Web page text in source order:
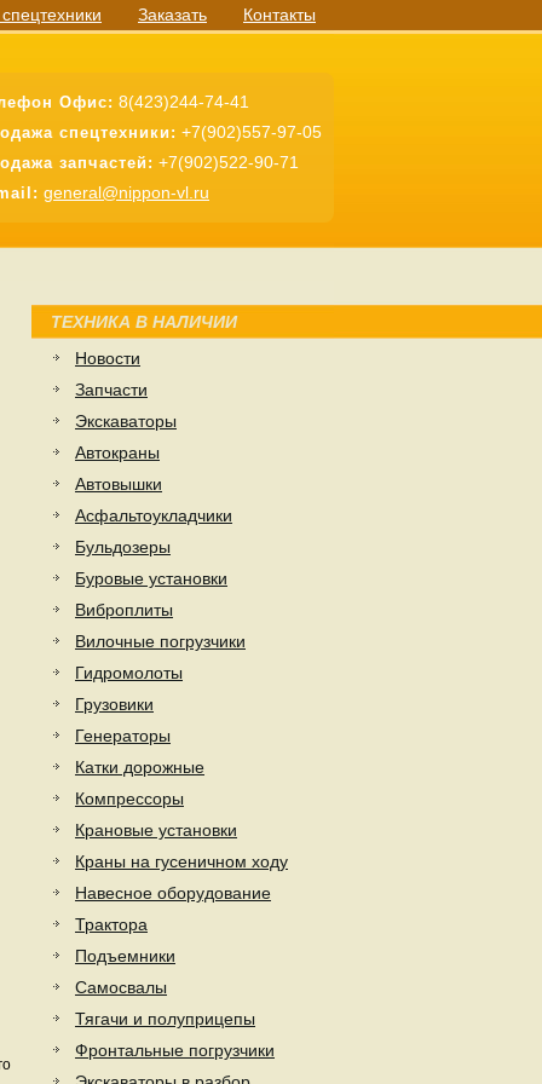
Заказать Контакты
Офис: 8(423)244-74-41
спецтехники: +7(902)557-97-05
запчастей: +7(902)522-90-71
general@nippon-vl.ru
ТЕХНИКА В НАЛИЧИИ
Новости
Запчасти
Экскаваторы
Автокраны
Автовышки
Асфальтоукладчики
Бульдозеры
Буровые установки
Виброплиты
Вилочные погрузчики
Гидромолоты
Грузовики
Генераторы
Катки дорожные
Компрессоры
Крановые установки
Краны на гусеничном ходу
Навесное оборудование
Трактора
Подъемники
Самосвалы
Тягачи и полуприцепы
Фронтальные погрузчики